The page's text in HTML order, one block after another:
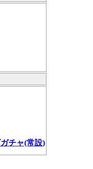
チャ(常設)